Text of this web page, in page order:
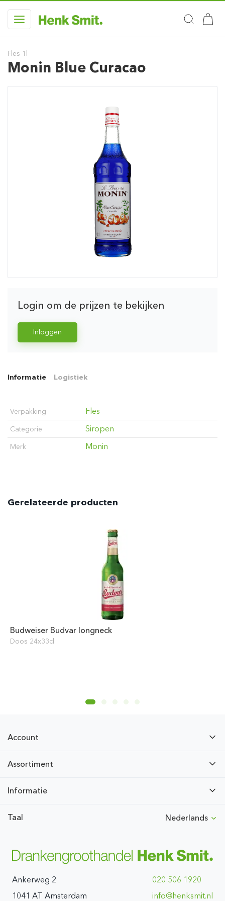
Fles 1l
Monin Blue Curacao
Login om de prijzen te bekijken
Inloggen
Informatie Logistiek
Verpakking Fles
Categorie Siropen
Merk Monin
Gerelateerde producten
Budweiser Budvar longneck
Doos 24x33cl
Account
Assortiment
Informatie
Taal Nederlands
Ankerweg 2
1041 AT Amsterdam
020 506 1920
ln.timskneh@ofni